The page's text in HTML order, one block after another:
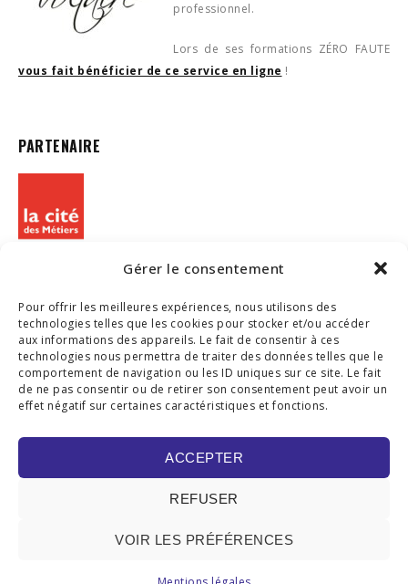
Gérer le consentement
Pour offrir les meilleures expériences, nous utilisons des
technologies telles que les cookies pour stocker et/ou accéder
aux informations des appareils. Le fait de consentir à ces
technologies nous permettra de traiter des données telles que le
comportement de navigation ou les ID uniques sur ce site. Le fait
de ne pas consentir ou de retirer son consentement peut avoir un
effet négatif sur certaines caractéristiques et fonctions.
ACCEPTER
REFUSER
VOIR LES PRÉFÉRENCES
professionnel.
Lors de ses formations ZÉRO FAUTE
vous fait bénéficier de ce service en ligne !
PARTENAIRE
SUIVEZ-NOUS